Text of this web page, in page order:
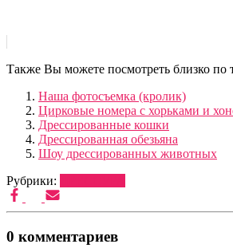
Также Вы можете посмотреть близко по
Наша фотосъемка (кролик)
Цирковые номера с хорьками и
Дрессированные кошки
Дрессированная обезьяна
Шоу дрессированных животных
Рубрики:
0 комментариев